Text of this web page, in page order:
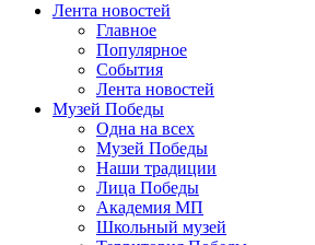
Лента новостей
Главное
Популярное
События
Лента новостей
Музей Победы
Одна на всех
Музей Победы
Наши традиции
Лица Победы
Академия МП
Школьный музей